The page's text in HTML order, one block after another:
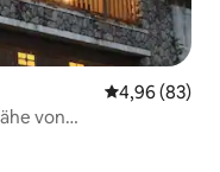
4,96 (83)
von